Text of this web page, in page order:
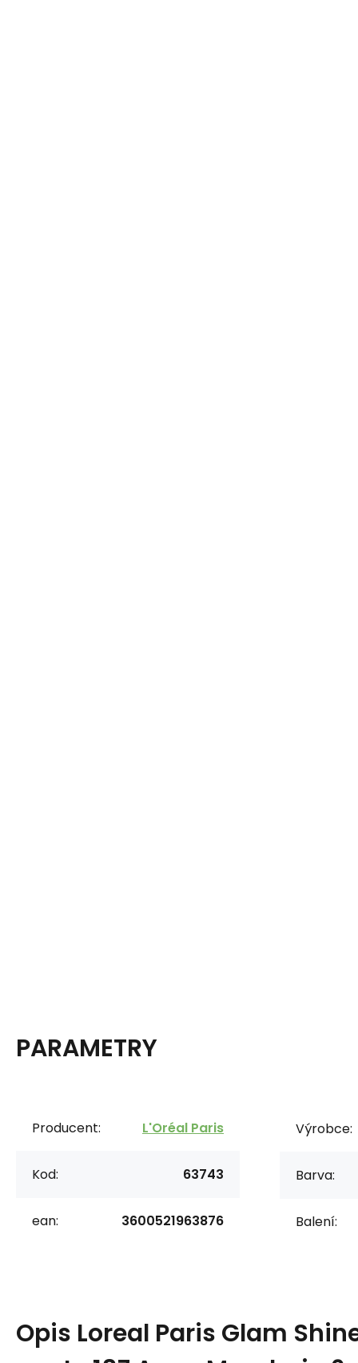
PARAMETRY
Producent: L'Oréal Paris
Kod: 63743
ean: 3600521963876
Výrobce:
Barva:
Balení:
Opis Loreal Paris Glam